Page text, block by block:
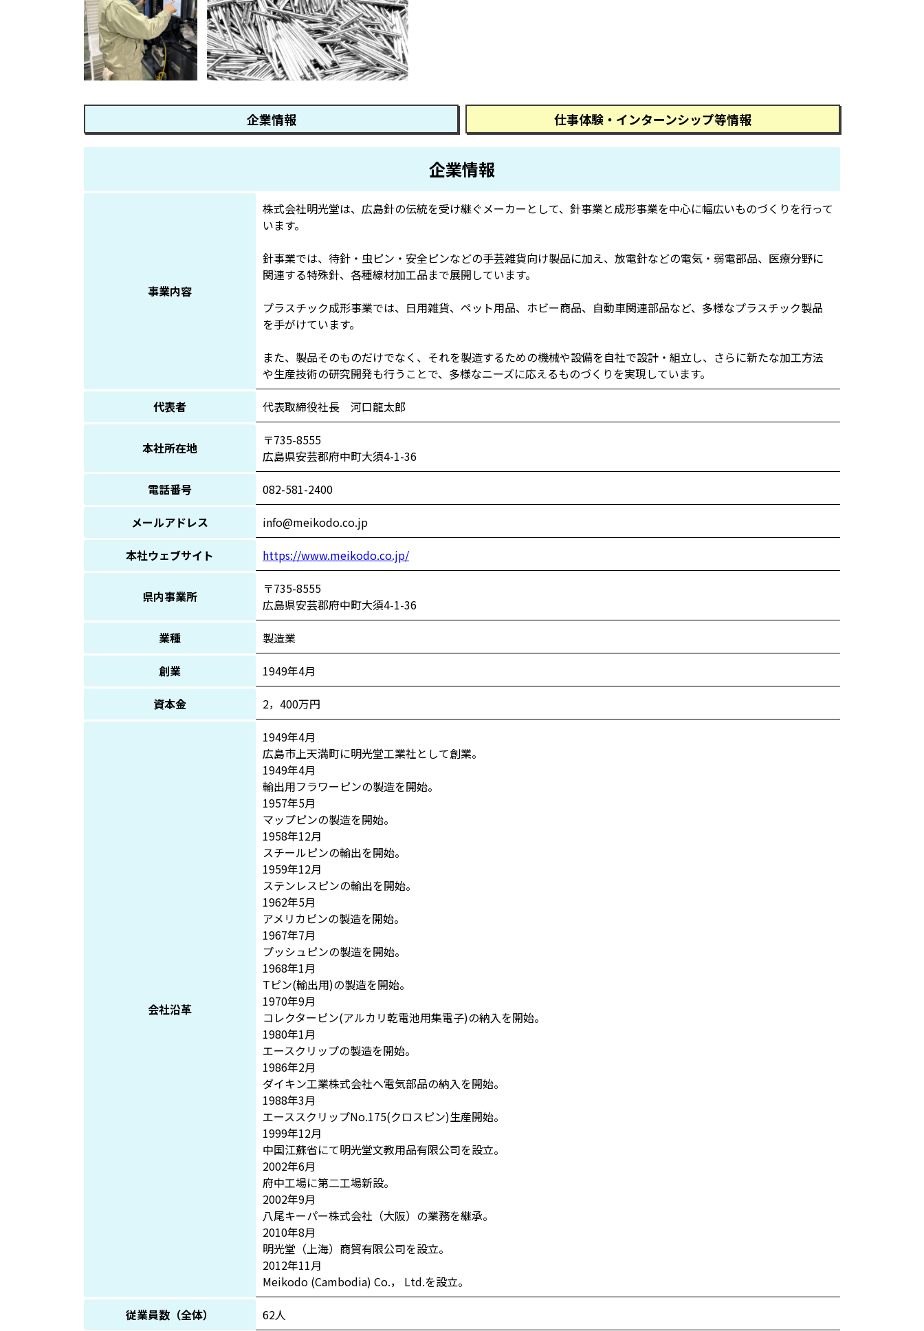
企業情報 仕事体験・インターンシップ等情報
企業情報
事業内容
株式会社明光堂は、広島針の伝統を受け継ぐメーカーとして、針事業と成形事業を中心に幅広いものづくりを行って
います。
針事業では、待針・虫ピン・安全ピンなどの手芸雑貨向け製品に加え、放電針などの電気・弱電部品、医療分野に
関連する特殊針、各種線材加工品まで展開しています。
プラスチック成形事業では、日用雑貨、ペット用品、ホビー商品、自動車関連部品など、多様なプラスチック製品
を手がけています。
また、製品そのものだけでなく、それを製造するための機械や設備を自社で設計・組立し、さらに新たな加工方法
や生産技術の研究開発も行うことで、多様なニーズに応えるものづくりを実現しています。
代表者
代表取締役社長 河口龍太郎
本社所在地
〒735-8555
広島県安芸郡府中町大須4-1-36
電話番号
082-581-2400
メールアドレス
info@meikodo.co.jp
本社ウェブサイト
https://www.meikodo.co.jp/
県内事業所
〒735-8555
広島県安芸郡府中町大須4-1-36
業種
製造業
創業
1949年4月
資本金
2，400万円
会社沿革
1949年4月
広島市上天満町に明光堂工業社として創業。
1949年4月
輸出用フラワーピンの製造を開始。
1957年5月
マップピンの製造を開始。
1958年12月
スチールピンの輸出を開始。
1959年12月
ステンレスピンの輸出を開始。
1962年5月
アメリカピンの製造を開始。
1967年7月
プッシュピンの製造を開始。
1968年1月
Tピン(輸出用)の製造を開始。
1970年9月
コレクターピン(アルカリ乾電池用集電子)の納入を開始。
1980年1月
エースクリップの製造を開始。
1986年2月
ダイキン工業株式会社へ電気部品の納入を開始。
1988年3月
エーススクリップNo.175(クロスピン)生産開始。
1999年12月
中国江蘇省にて明光堂文教用品有限公司を設立。
2002年6月
府中工場に第二工場新設。
2002年9月
八尾キーパー株式会社（大阪）の業務を継承。
2010年8月
明光堂（上海）商貿有限公司を設立。
2012年11月
Meikodo (Cambodia) Co.， Ltd.を設立。
従業員数（全体）
62人